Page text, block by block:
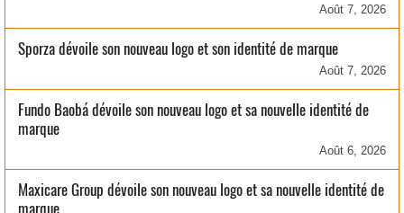
Août 7, 2026
Sporza dévoile son nouveau logo et son identité de marque
Août 7, 2026
Fundo Baobá dévoile son nouveau logo et sa nouvelle identité de
marque
Août 6, 2026
Maxicare Group dévoile son nouveau logo et sa nouvelle identité de